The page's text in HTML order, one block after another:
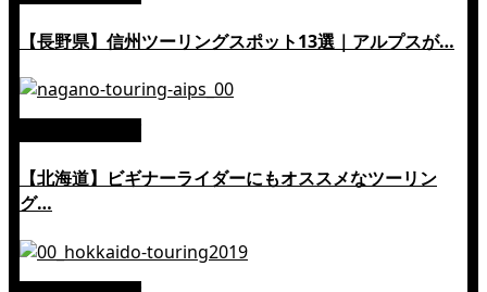
【長野県】信州ツーリングスポット13選｜アルプスが…
【北海道】ビギナーライダーにもオススメなツーリン
グ…